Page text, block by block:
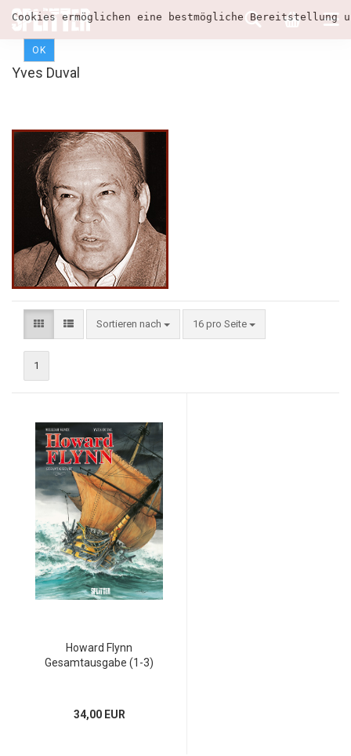
Cookies ermöglichen eine bestmögliche
OK
Yves Duval
Sortieren nach 16 pro Seite
1
Howard Flynn
Gesamtausgabe (1-3)
34,00 EUR